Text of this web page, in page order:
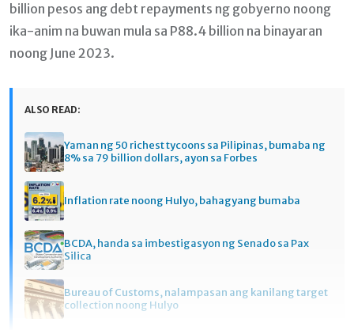
billion pesos ang debt repayments ng gobyerno noong
ika-anim na buwan mula sa P88.4 billion na binayaran
noong June 2023.
ALSO READ:
Yaman ng 50 richest tycoons sa Pilipinas, bumaba ng
8% sa 79 billion dollars, ayon sa Forbes
Inflation rate noong Hulyo, bahagyang bumaba
BCDA, handa sa imbestigasyon ng Senado sa Pax
Silica
Bureau of Customs, nalampasan ang kanilang target
collection noong Hulyo